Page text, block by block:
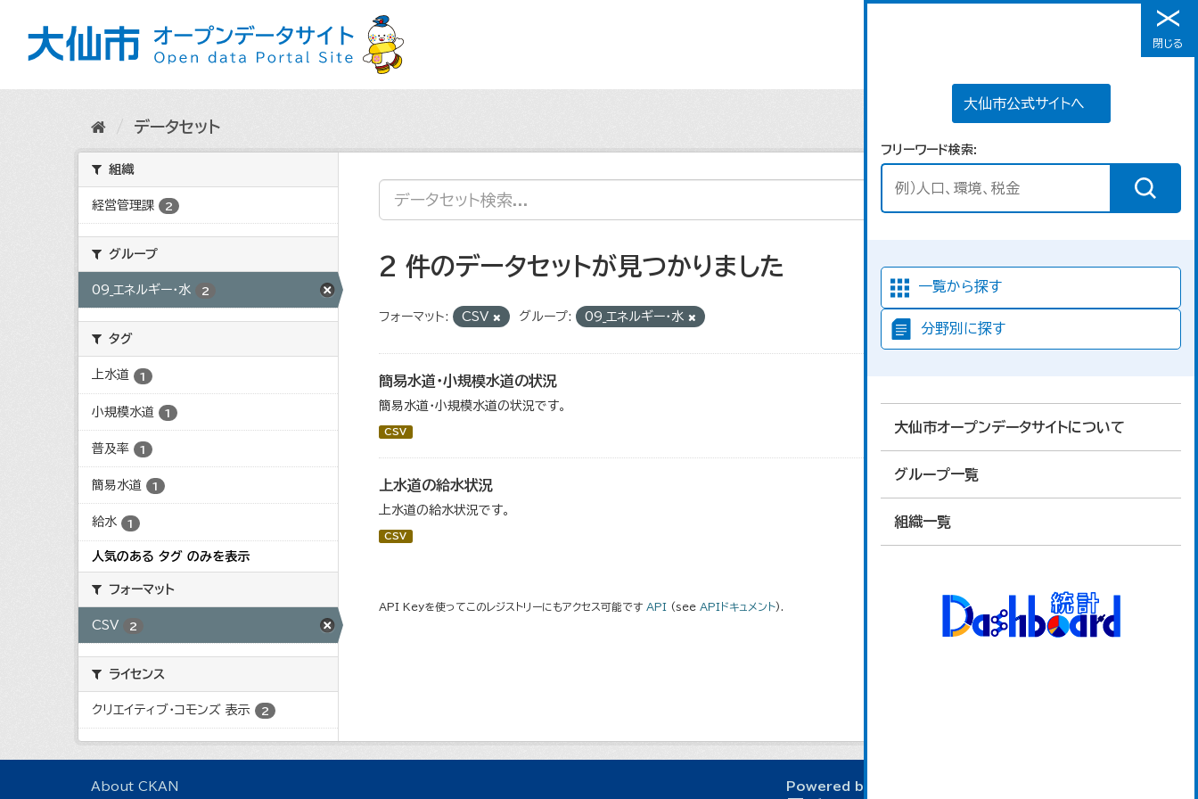
メニュー
大仙市公式サイトへ
フリーワード検索
一覧から探す
分野別に探す
大仙市オープンデータサイトについて
グループ一覧
組織一覧
閉じる
データセット
組織
経営管理課 2
グループ
09_エネルギー・水 2
タグ
上水道 1
小規模水道 1
普及率 1
簡易水道 1
給水 1
人気のある タグ のみを表示
フォーマット
CSV 2
ライセンス
クリエイティブ・コモンズ 表示 2
2 件のデータセットが見つかりました
フォーマット: CSV グループ: 09_エネルギー・水
簡易水道・小規模水道の状況
簡易水道・小規模水道の状況です。
CSV
上水道の給水状況
上水道の給水状況です。
CSV
API Keyを使ってこのレジストリーにもアクセス可能です API (see APIドキュメント).
About CKAN Powered by